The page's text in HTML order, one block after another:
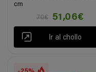
cm
70€
51,06€
Ir al chollo